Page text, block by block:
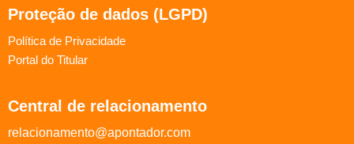
Proteção de dados (LGPD)
Política de Privacidade
Portal do Titular
Central de relacionamento
relacionamento@apontador.com